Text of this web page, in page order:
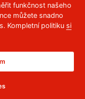
466 036 113
funkčnost našeho
můžete snadno
Kompletní politiku si